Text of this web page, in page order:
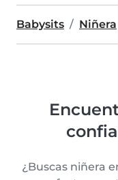
Babysits Niñera
¿Buscas niñera